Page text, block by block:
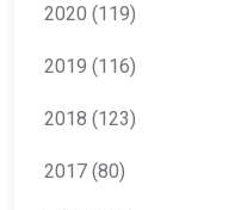
2020 (119)
2019 (116)
2018 (123)
2017 (80)